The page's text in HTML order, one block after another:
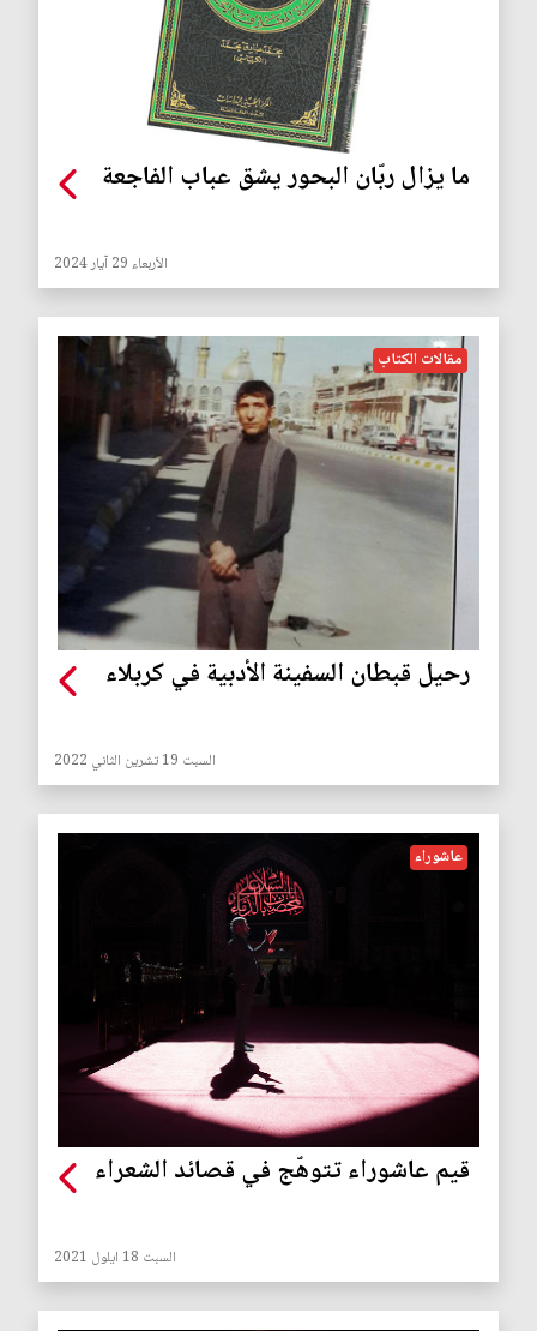
ما يزال ربّان البحور يشق عباب الفاجعة
الأربعاء 29 آيار 2024
مقالات الكتاب
رحيل قبطان السفينة الأدبية في كربلاء
السبت 19 تشرين الثاني 2022
عاشوراء
قيم عاشوراء تتوهّج في قصائد الشعراء
السبت 18 ايلول 2021